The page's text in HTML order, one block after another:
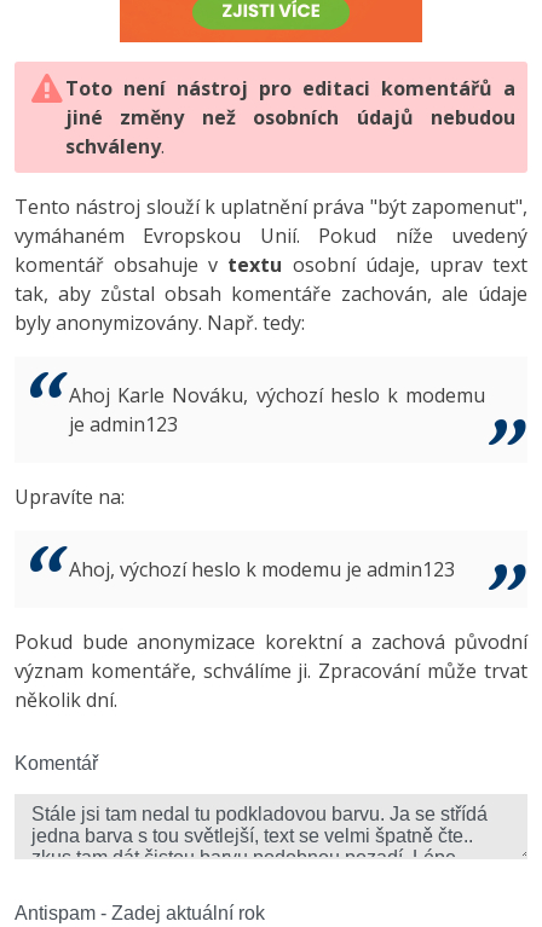
HTML5, CSS3, Bootstrap, SEO
SQL a databáze
Testování a verzování
UML a návrhové vzory
React
Spring
ASP.NET MVC
Best practices
PHP
JavaScript
Python
HTML / CSS
UML a návrhové vzory
MySQL/MariaDB
MS-SQL
Vývojář mobilních aplikací
C# Game developer
Tester
Systémový administrátor
3D grafik
Copywriter
WordPress specialista
-80%
JavaScript -80%
PHP -80%
Swift -80%
Kotlin -80%
VB.NET
Algoritmy -41%
Umělá inteligence (AI) -10%
Fórum
Digitální gramotnost
Marketing
WordPress
SEO
UX
Business
Copywriting
Windows
Kybernetická bezpečnost
Photoshop -80%
Adobe Illustrator -80%
Adobe Lightroom
Adobe XD
Adobe InDesign -25%
Adobe After Effects
Inkscape
Fórum
Toto není nástroj pro editaci komentářů a
jiné změny než osobních údajů nebudou
schváleny.
Tento nástroj slouží k uplatnění práva "být zapomenut",
vymáhaném Evropskou Unií. Pokud níže uvedený
komentář obsahuje v textu osobní údaje, uprav text
tak, aby zůstal obsah komentáře zachován, ale údaje
byly anonymizovány. Např. tedy:
Ahoj Karle Nováku, výchozí heslo k modemu
je admin123
Upravíte na:
Ahoj, výchozí heslo k modemu je admin123
Pokud bude anonymizace korektní a zachová původní
význam komentáře, schválíme ji. Zpracování může trvat
několik dní.
Komentář
Antispam - Zadej aktuální rok